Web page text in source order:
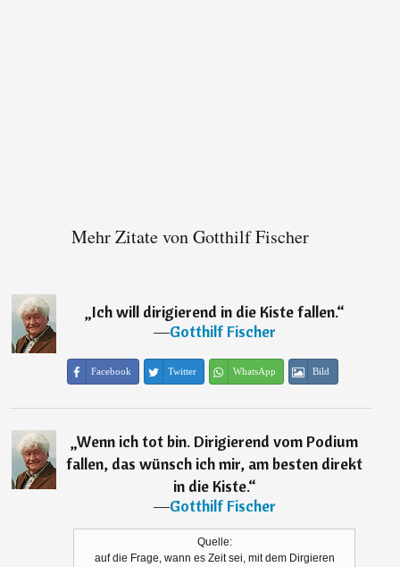
Mehr Zitate von Gotthilf Fischer
„Ich will dirigierend in die Kiste fallen.“
―Gotthilf Fischer
Facebook Twitter WhatsApp Bild
„Wenn ich tot bin. Dirigierend vom Podium
fallen, das wünsch ich mir, am besten direkt
in die Kiste.“
―Gotthilf Fischer
Quelle:
auf die Frage, wann es Zeit sei, mit dem Dirgieren